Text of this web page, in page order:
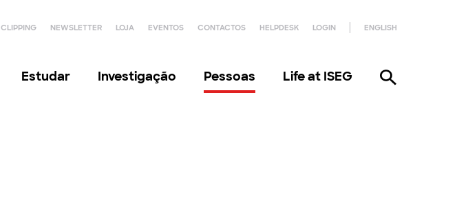
CLIPPING NEWSLETTER LOJA EVENTOS CONTACTOS HELPDESK LOGIN ENGLISH
Estudar Investigação Pessoas Life at ISEG